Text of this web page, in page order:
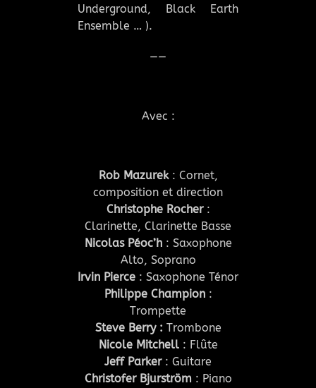
Underground, Black Earth
Ensemble … ).
——
Avec :
Rob Mazurek: Cornet,
composition et direction
Christophe Rocher:
Clarinette, Clarinette Basse
Nicolas Péoc’h: Saxophone
Alto, Soprano
Irvin Pierce : Saxophone Ténor
Philippe Champion:
Trompette
Steve Berry : Trombone
Nicole Mitchell: Flûte
Jeff Parker: Guitare
Christofer Bjurström : Piano